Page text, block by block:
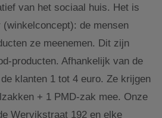
van het sociaal huis. Het is
de mensen
ze meenemen. Dit zijn
producten. Afhankelijk van de
klanten 1 tot 4 euro. Ze krijgen
+ 1 PMD-zak mee. Onze
Wervikstraat 192 en elke